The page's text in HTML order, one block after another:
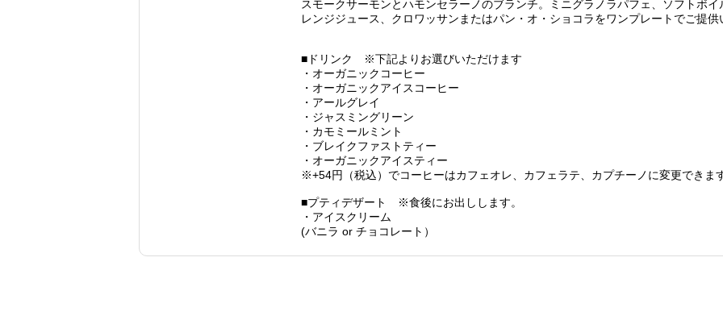
スモークサーモンとハモンセラーノのブランチ。ミニグラノラパフェ、ソフトボ
レンジジュース、クロワッサンまたはパン・オ・ショコラをワンプレートでご提供
■ドリンク ※下記よりお選びいただけます
・オーガニックコーヒー
・オーガニックアイスコーヒー
・アールグレイ
・ジャスミングリーン
・カモミールミント
・ブレイクファストティー
・オーガニックアイスティー
※+54円（税込）でコーヒーはカフェオレ、カフェラテ、カプチーノに変更できま
■プティデザート ※食後にお出しします。
・アイスクリーム
(バニラ or チョコレート）